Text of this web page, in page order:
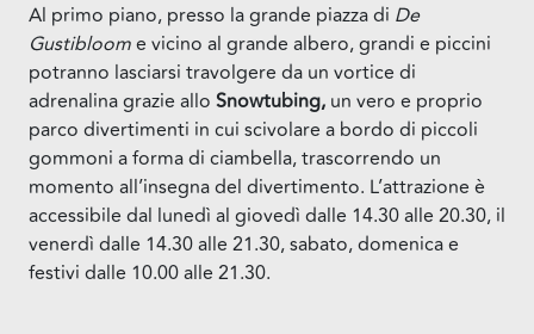
Al primo piano, presso la grande piazza di De
Gustibloome vicino al grande albero, grandi e piccini
potranno lasciarsi travolgere da un vortice di
adrenalina grazie allo Snowtubing, un vero e proprio
parco divertimenti in cui scivolare a bordo di piccoli
gommoni a forma di ciambella, trascorrendo un
momento all’insegna del divertimento. L’attrazione è
accessibile dal lunedì al giovedì dalle 14.30 alle 20.30, il
venerdì dalle 14.30 alle 21.30, sabato, domenica e
festivi dalle 10.00 alle 21.30.